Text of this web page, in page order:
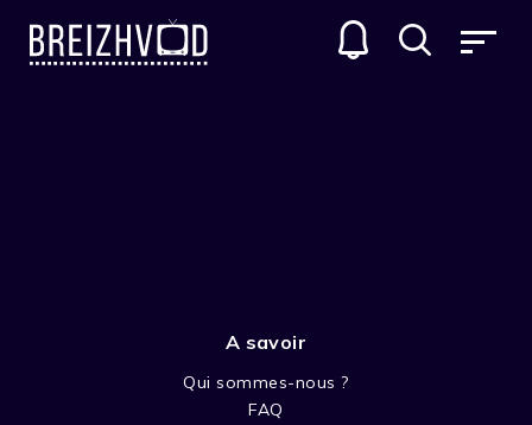
A savoir
Qui sommes-nous ?
FAQ